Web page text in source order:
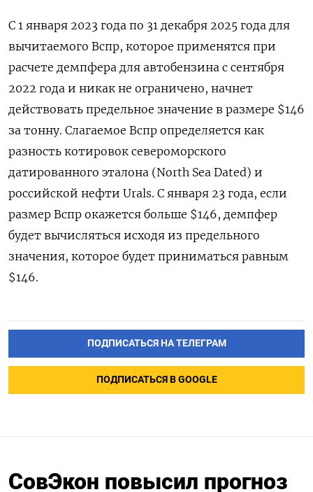
С 1 января 2023 года по 31 декабря 2025 года для
вычитаемого Вспр, которое применятся при
расчете демпфера для автобензина с сентября
2022 года и никак не ограничено, начнет
действовать предельное значение в размере $146
за тонну. Слагаемое Вспр определяется как
разность котировок североморского
датированного эталона (North Sea Dated) и
российской нефти Urals. С января 23 года, если
размер Вспр окажется больше $146, демпфер
будет вычисляться исходя из предельного
значения, которое будет приниматься равным
$146.
ПОДПИСАТЬСЯ НА ТЕЛЕГРАМ
ПОДПИСАТЬСЯ В GOOGLE
СовЭкон повысил прогноз